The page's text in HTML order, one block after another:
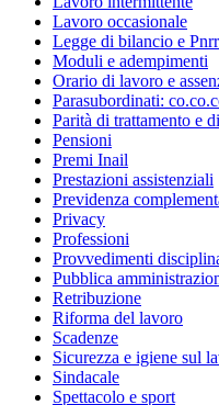
Lavoro occasionale
Legge di bilancio e Pnrr
Moduli e adempimenti
Orario di lavoro e
Parasubordinati:
Parità di trattamento e
Pensioni
Premi Inail
Prestazioni assistenziali
Previdenza
Privacy
Professioni
Provvedimenti
Pubblica
Retribuzione
Riforma del lavoro
Scadenze
Sicurezza e igiene sul
Sindacale
Spettacolo e sport